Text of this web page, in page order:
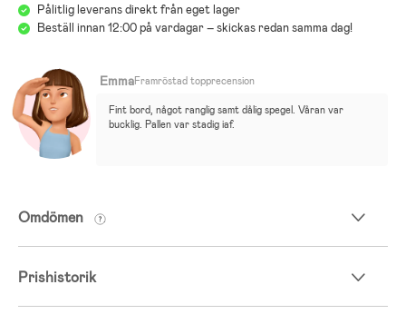
Pålitlig leverans direkt från eget lager
Beställ innan 12:00 på vardagar – skickas redan samma dag!
EmmaFramröstad topprecension
Fint bord, något ranglig samt dålig spegel. Våran var
bucklig. Pallen var stadig iaf.
Omdömen
Prishistorik